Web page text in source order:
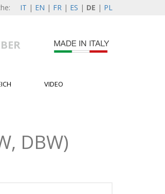
IT | EN | FR | ES | DE | PL
VIDEO
DBW)